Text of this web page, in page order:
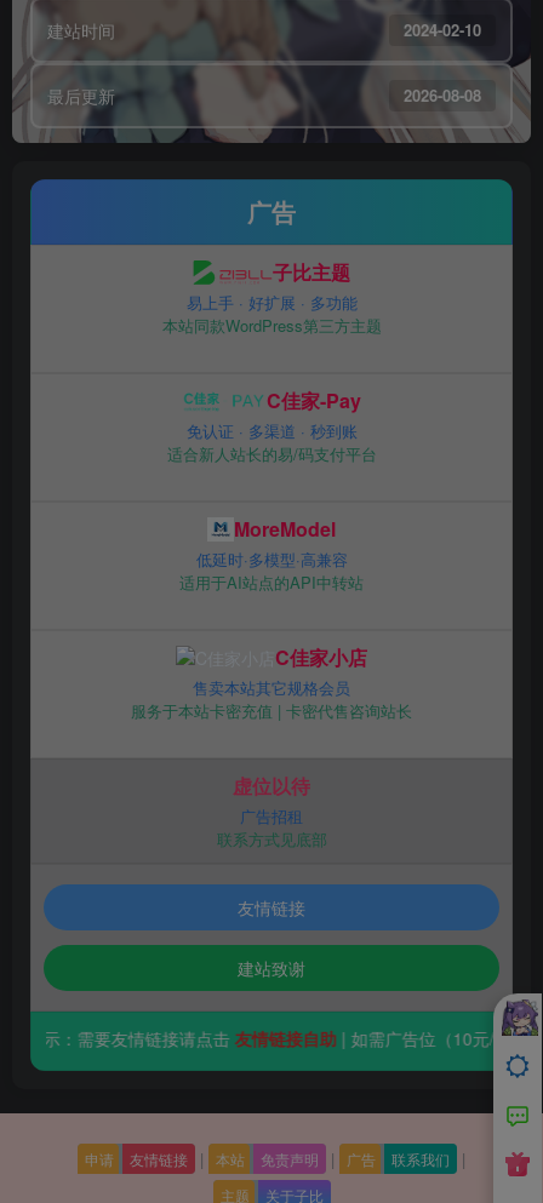
建站时间 2024-02-10
最后更新 2026-08-08
广告
子比主题
易上手 · 好扩展 · 多功能
本站同款WordPress第三方主题
C佳家-Pay
免认证 · 多渠道 · 秒到账
适合新人站长的易/码支付平台
MoreModel
低延时·多模型·高兼容
适用于AI站点的API中转站
C佳家小店
售卖本站其它规格会员
服务于本站卡密充值 | 卡密代售咨询站长
虚位以待
广告招租
联系方式见底部
友情链接
建站致谢
温馨提示：需要友情链接请点击友情链接自助| 如需广告位（10元/
申请 友情链接 | 本站 免责声明 | 广告 联系我们 |
主题 关于子比